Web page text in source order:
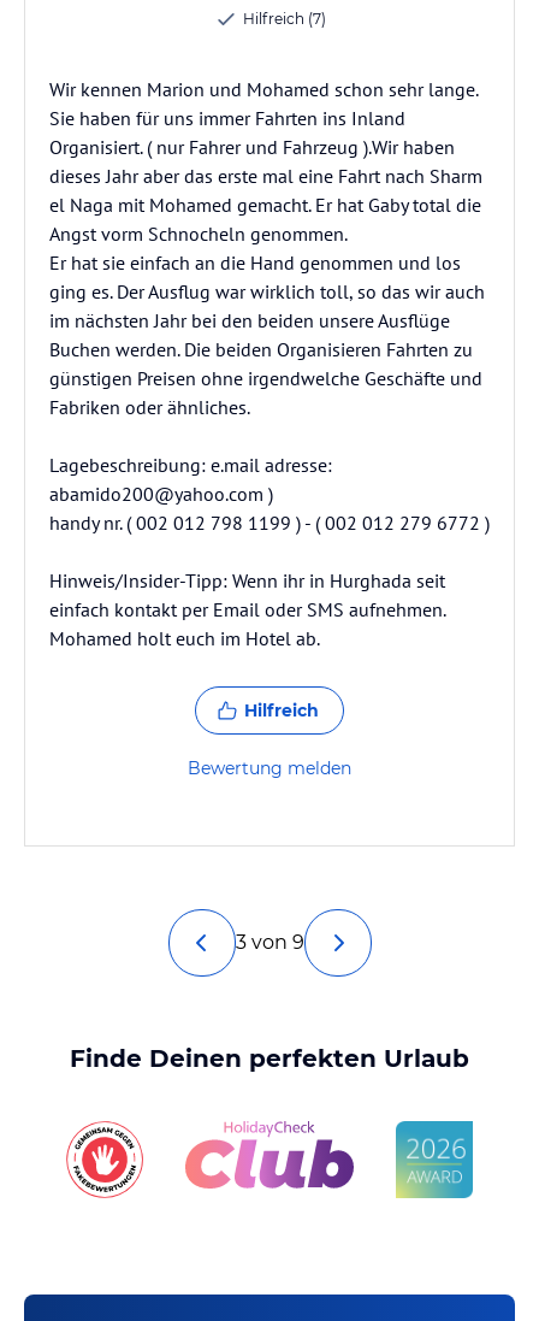
Hilfreich (7)
Wir kennen Marion und Mohamed schon sehr lange.
Sie haben für uns immer Fahrten ins Inland
Organisiert. ( nur Fahrer und Fahrzeug ).Wir haben
dieses Jahr aber das erste mal eine Fahrt nach Sharm
el Naga mit Mohamed gemacht. Er hat Gaby total die
Angst vorm Schnocheln genommen.
Er hat sie einfach an die Hand genommen und los
ging es. Der Ausflug war wirklich toll, so das wir auch
im nächsten Jahr bei den beiden unsere Ausflüge
Buchen werden. Die beiden Organisieren Fahrten zu
günstigen Preisen ohne irgendwelche Geschäfte und
Fabriken oder ähnliches.
Lagebeschreibung: e.mail adresse:
abamido200@yahoo.com )
handy nr. ( 002 012 798 1199 ) - ( 002 012 279 6772 )
Hinweis/Insider-Tipp: Wenn ihr in Hurghada seit
einfach kontakt per Email oder SMS aufnehmen.
Mohamed holt euch im Hotel ab.
Hilfreich
Bewertung melden
3 von 9
Finde Deinen perfekten Urlaub